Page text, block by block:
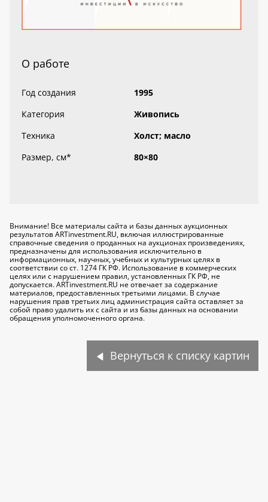
О работе
Год создания
1995
Категория
Живопись
Техника
Холст; масло
Размер, см* 80×80
Внимание! Все материалы сайта и базы данных аукционных
результатов ARTinvestment.RU, включая иллюстрированные
справочные сведения о проданных на аукционах произведениях,
предназначены для использования исключительно в
информационных, научных, учебных и культурных целях в
соответствии со ст. 1274 ГК РФ. Использование в коммерческих
целях или с нарушением правил, установленных ГК РФ, не
допускается. ARTinvestment.RU не отвечает за содержание
материалов, предоставленных третьими лицами. В случае
нарушения прав третьих лиц администрация сайта оставляет за
собой право удалить их с сайта и из базы данных на основании
обращения уполномоченного органа.
Вернуться к списку картин